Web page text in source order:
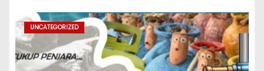
UNCATEGORIZED